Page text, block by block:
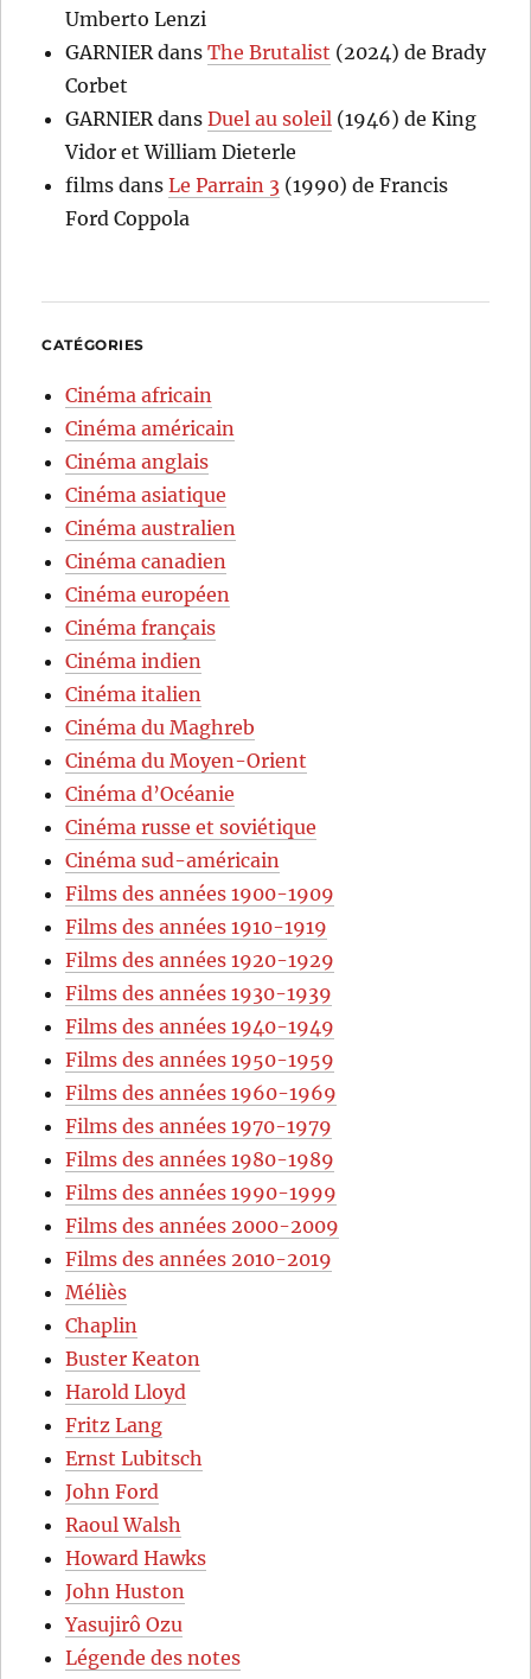
Umberto Lenzi
GARNIERdansThe Brutalist (2024) de Brady
Corbet
GARNIERdansDuel au soleil (1946) de King
Vidor et William Dieterle
films dansLe Parrain 3 (1990) de Francis
Ford Coppola
CATÉGORIES
Cinéma africain
Cinéma américain
Cinéma anglais
Cinéma asiatique
Cinéma australien
Cinéma canadien
Cinéma européen
Cinéma français
Cinéma indien
Cinéma italien
Cinéma du Maghreb
Cinéma du Moyen-Orient
Cinéma d’Océanie
Cinéma russe et soviétique
Cinéma sud-américain
Films des années 1900-1909
Films des années 1910-1919
Films des années 1920-1929
Films des années 1930-1939
Films des années 1940-1949
Films des années 1950-1959
Films des années 1960-1969
Films des années 1970-1979
Films des années 1980-1989
Films des années 1990-1999
Films des années 2000-2009
Films des années 2010-2019
Méliès
Chaplin
Buster Keaton
Harold Lloyd
Fritz Lang
Ernst Lubitsch
John Ford
Raoul Walsh
Howard Hawks
John Huston
Yasujirô Ozu
Légende des notes